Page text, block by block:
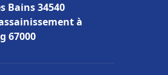
Bains 34540
à
67000